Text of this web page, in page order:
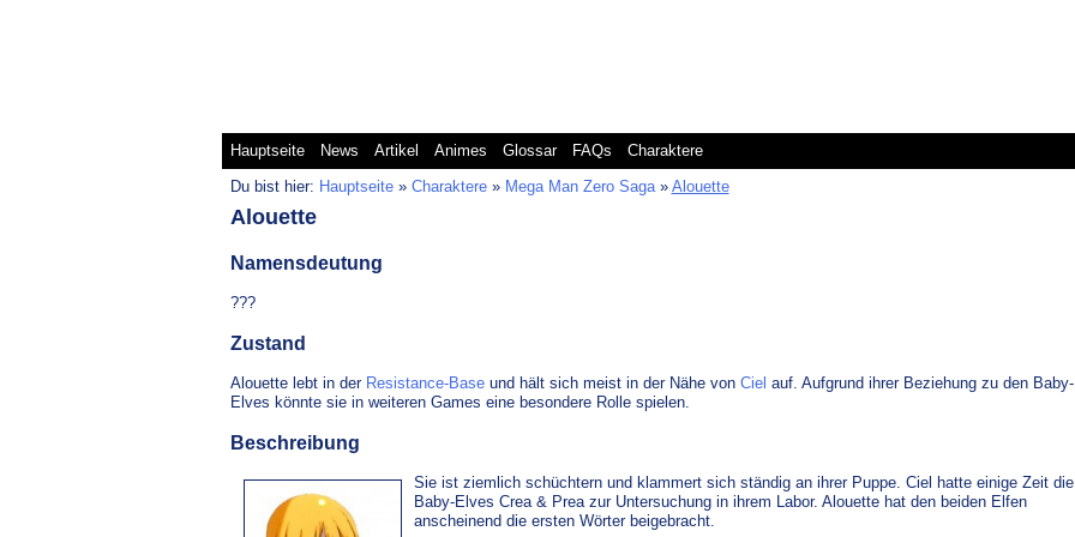
Hauptseite News Artikel Animes Glossar FAQs
Charaktere
Du bist hier: Hauptseite» Charaktere» Mega Man Zero Saga» Alouette
Alouette
Namensdeutung
???
Zustand
Alouette lebt in der Resistance-Baseund hält sich meist in der Nähe von Ciel auf. Aufgrund ihrer Beziehung zu den Baby-
Elves könnte sie in weiteren Games eine besondere Rolle spielen.
Beschreibung
Sie ist ziemlich schüchtern und klammert sich ständig an ihrer Puppe. Ciel hatte einige Zeit die
Baby-Elves Crea & Prea zur Untersuchung in ihrem Labor. Alouette hat den beiden Elfen
anscheinend die ersten Wörter beigebracht.